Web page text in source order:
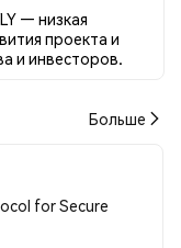
— низкая
проекта и
и инвесторов.
Больше
for Secure